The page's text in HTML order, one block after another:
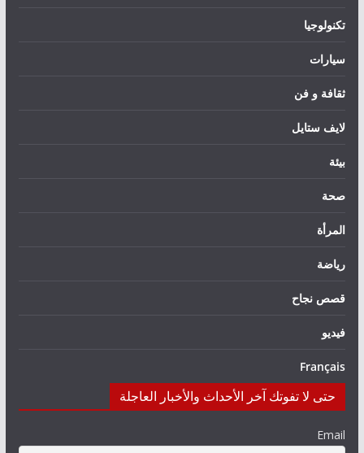
تكنولوجيا
سيارات
ثقافة و فن
لايف ستايل
بيئة
صحة
المرأة
رياضة
قصص نجاح
فيديو
Français
حتى لا تفوتك آخر الأحداث والأخبار العاجلة
Email